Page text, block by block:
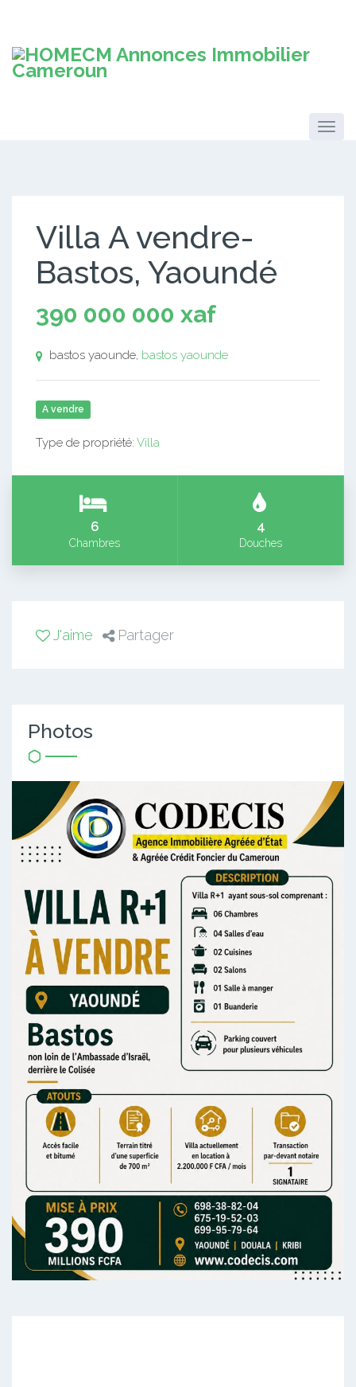
Villa A vendre-
Bastos, Yaoundé
390 000 000 xaf
bastos yaounde, bastos yaounde
A vendre
Type de propriété: Villa
6
Chambres
4
Douches
J'aime Partager
Photos